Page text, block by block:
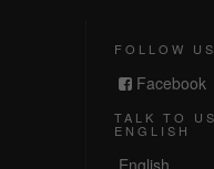
FOLLOW US
Facebook
TALK TO
ENGLISH
English